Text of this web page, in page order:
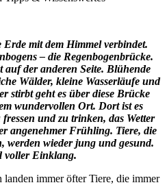
mit dem Himmel verbindet.
– die Regenbogenbrücke.
der anderen Seite. Blühende
Wälder, kleine Wasserläufe und
stirbt geht es über diese Brücke
wundervollen Ort. Dort ist es
und zu trinken, das Wetter
angenehmer Frühling. Tiere, die
werden wieder jung und gesund.
voller Einklang.
landen immer öfter Tiere, die immer